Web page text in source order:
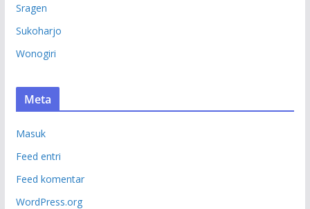
Sragen
Sukoharjo
Wonogiri
Meta
Masuk
Feed entri
Feed komentar
WordPress.org